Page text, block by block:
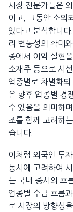
시장 전문가들은
이고, 그동안 소외
있다고 분석합니
리 변동성의 확대
종에서 이익 실현
소재주 등으로 시
업종별로 차별화
은 향후 업종별 경
수 있음을 의미하
조를 함께 고려하
습니다.
이처럼 외국인 투
동시에 고려하여
는 국내 증시의 흐
업종별 수급 흐름
로 시장의 방향성